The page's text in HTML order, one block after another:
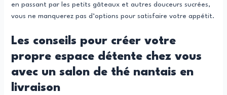
en passant par les petits gâteaux et autres douceurs sucrées,
vous ne manquerez pas d’options pour satisfaire votre appétit.
Les conseils pour créer votre
propre espace détente chez vous
avec un salon de thé nantais en
livraison